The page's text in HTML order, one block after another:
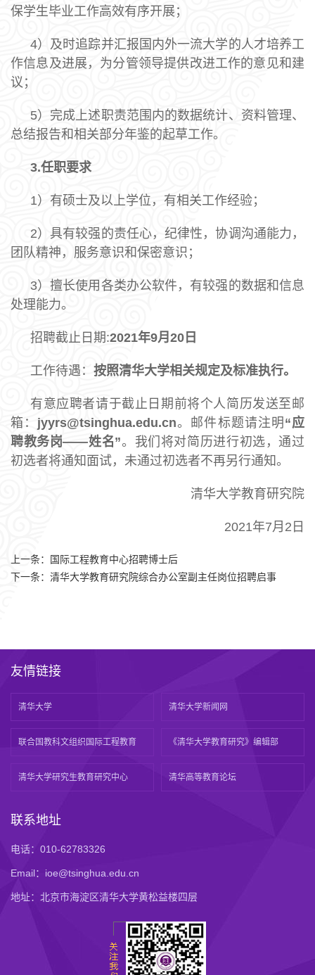
保学生毕业工作高效有序开展；
4）及时追踪并汇报国内外一流大学的人才培养工
作信息及进展，为分管领导提供改进工作的意见和建
议；
5）完成上述职责范围内的数据统计、资料管理、
总结报告和相关部分年鉴的起草工作。
3.任职要求
1）有硕士及以上学位，有相关工作经验；
2）具有较强的责任心，纪律性，协调沟通能力，
团队精神，服务意识和保密意识；
3）擅长使用各类办公软件，有较强的数据和信息
处理能力。
招聘截止日期:2021年9月 20 日
工作待遇： 按照清华大学相关规定及标准执行。
有意应聘者请于截止日期前将个人简历发送至邮
箱： jyyrs@tsinghua.edu.cn。邮件标题请注明 “应
聘教务岗——姓名”。我们将对简历进行初选，通过
初选者将通知面试，未通过初选者不再另行通知。
清华大学教育研究院
2021年7月2日
上一条：
国际工程教育中心招聘博士后
下一条： 清华大学教育研究院综合办公室副主任岗位招聘启事
友情链接
清华大学 清华大学新闻网
联合国教科文组织国际工程教育 《清华大学教育研究》编辑部
清华大学研究生教育研究中心 清华高等教育论坛
联系地址
电话：010-62783326
Email：ioe@tsinghua.edu.cn
地址：北京市海淀区清华大学黄松益楼四层